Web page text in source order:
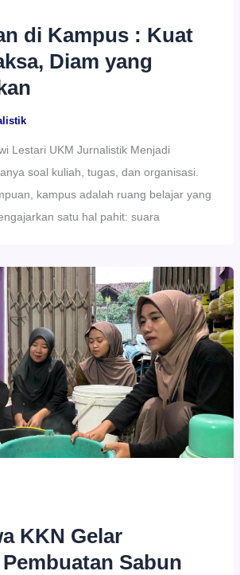
di Kampus : Kuat
Diam yang
Lestari UKM Jurnalistik Menjadi
soal kuliah, tugas, dan organisasi.
kampus adalah ruang belajar yang
satu hal pahit: suara
KKN Gelar
Sabun